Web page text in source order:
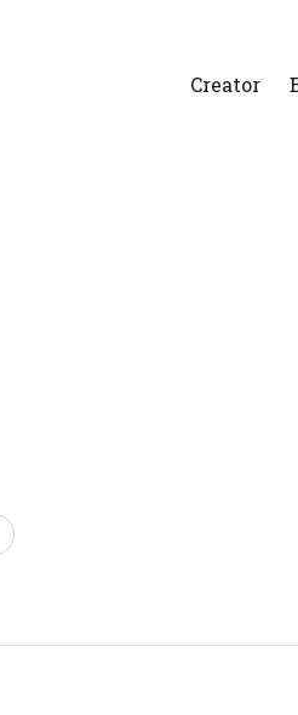
Creator